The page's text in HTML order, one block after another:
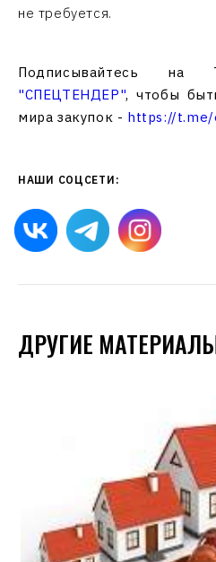
не требуется.
Подписывайтесь на
"СПЕЦТЕНДЕР", чтобы
мира закупок - https://t.me/
НАШИ СОЦСЕТИ:
ДРУГИЕ